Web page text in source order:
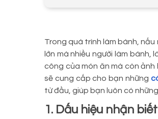
Trong quá trình làm bánh,
lớn mà nhiều người làm bánh,
công của món ăn mà còn
sẽ cung cấp cho bạn những
từ đầu, giúp bạn luôn có
1. Dấu hiệu nhận